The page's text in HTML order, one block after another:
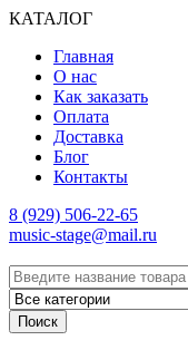
КАТАЛОГ
Главная
О нас
Как заказать
Оплата
Доставка
Блог
Контакты
8 (929) 506-22-65
music-stage@mail.ru
Поиск